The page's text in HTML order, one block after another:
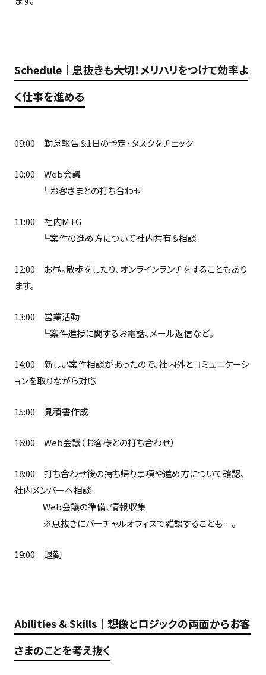
Schedule｜息抜きも大切！メリハリをつけて効率よ
く仕事を進める
09:00 勤怠報告＆1日の予定・タスクをチェック
10:00 Web会議
└お客さまとの打ち合わせ
11:00 社内MTG
└案件の進め方について社内共有＆相談
12:00 お昼。散歩をしたり、オンラインランチをすることもあり
ます。
13:00 営業活動
└案件進捗に関するお電話、メール返信など。
14:00 新しい案件相談があったので、社内外とコミュニケーシ
ョンを取りながら対応
15:00 見積書作成
16:00 Web会議（お客様との打ち合わせ）
18:00 打ち合わせ後の持ち帰り事項や進め方について確認、
社内メンバーへ相談
Web会議の準備、情報収集
※息抜きにバーチャルオフィスで雑談することも…。
19:00 退勤
Abilities & Skills｜想像とロジックの両面からお客
さまのことを考え抜く